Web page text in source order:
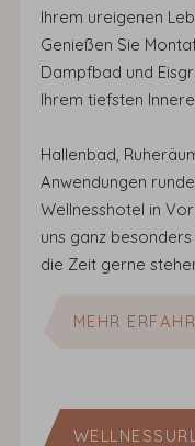
Ihrem ureigenen
Genießen Sie
Dampfbad und
Ihrem tiefsten
Hallenbad,
Anwendungen
Wellnesshotel in
uns ganz
die Zeit gerne
MEHR